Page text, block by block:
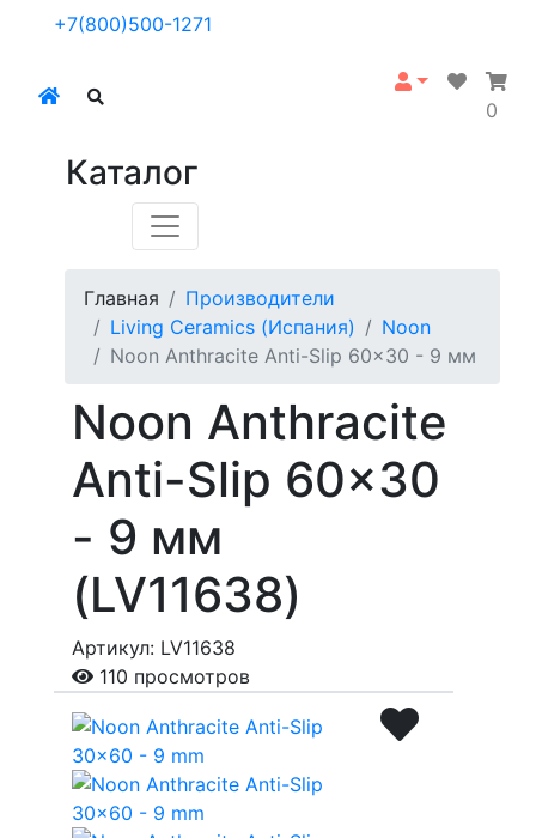
+7(800)500-1271
0
Каталог
Главная
Производители
Living Ceramics (Испания)
Noon
Noon Anthracite Anti-Slip 60x30 - 9 мм
Noon Anthracite
Anti-Slip 60x30
- 9 мм
(LV11638)
Артикул: LV11638
110 просмотров